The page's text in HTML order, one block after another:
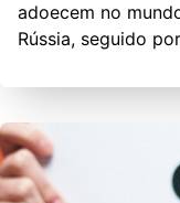
adoecem no
Rússia, seguido